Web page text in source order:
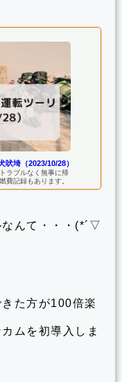
埼（2023/10/28）
ラブルなく無事に帰
費記録もあります。
んて・・・(*´▽
た方が100倍楽
ムを初導入しま